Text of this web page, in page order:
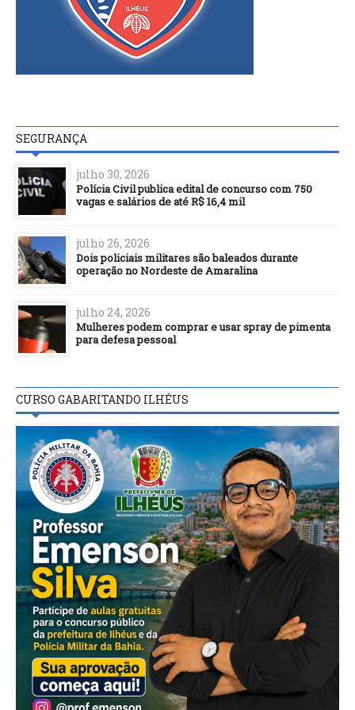
SEGURANÇA
julho 30, 2026
Polícia Civil publica edital de concurso com 750
vagas e salários de até R$ 16,4 mil
julho 26, 2026
Dois policiais militares são baleados durante
operação no Nordeste de Amaralina
julho 24, 2026
Mulheres podem comprar e usar spray de pimenta
para defesa pessoal
CURSO GABARITANDO ILHÉUS